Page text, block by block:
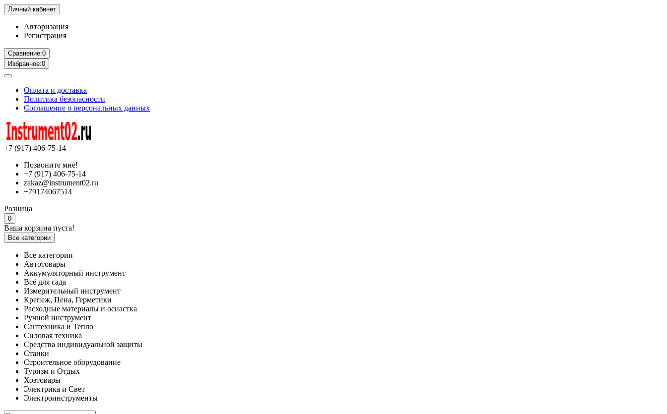
Личный кабинет
Авторизация
Регистрация
Сравнение:0
Избранное:0
Оплата и доставка
Политика безопасности
Соглашение о персональных данных
+7 (917) 406-75-14
Позвоните мне!
+7 (917) 406-75-14
zakaz@instrument02.ru
+79174067514
Розница
0
Ваша корзина пуста!
Все категории
Все категории
Автотовары
Аккумуляторный инструмент
Всё для сада
Измерительный инструмент
Крепеж, Пена, Герметики
Расходные материалы и оснастка
Ручной инструмент
Сантехника и Тепло
Силовая техника
Средства индивидуальной защиты
Станки
Строительное оборудование
Туризм и Отдых
Хозтовары
Электрика и Свет
Электроинструменты